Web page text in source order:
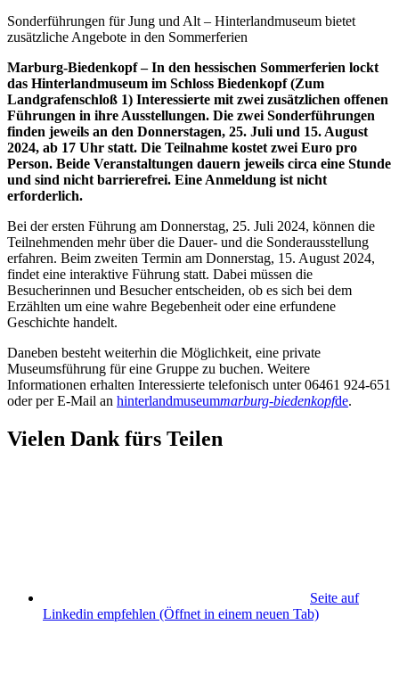
Sonderführungen für Jung und Alt – Hinterlandmuseum bietet
zusätzliche Angebote in den Sommerferien
Marburg-Biedenkopf – In den hessischen Sommerferien lockt
das Hinterlandmuseum im Schloss Biedenkopf (Zum
Landgrafenschloß 1) Interessierte mit zwei zusätzlichen offenen
Führungen in ihre Ausstellungen. Die zwei Sonderführungen
finden jeweils an den Donnerstagen, 25. Juli und 15. August
2024, ab 17 Uhr statt. Die Teilnahme kostet zwei Euro pro
Person. Beide Veranstaltungen dauern jeweils circa eine Stunde
und sind nicht barrierefrei. Eine Anmeldung ist nicht
erforderlich.
Bei der ersten Führung am Donnerstag, 25. Juli 2024, können die
Teilnehmenden mehr über die Dauer- und die Sonderausstellung
erfahren. Beim zweiten Termin am Donnerstag, 15. August 2024,
findet eine interaktive Führung statt. Dabei müssen die
Besucherinnen und Besucher entscheiden, ob es sich bei dem
Erzählten um eine wahre Begebenheit oder eine erfundene
Geschichte handelt.
Daneben besteht weiterhin die Möglichkeit, eine private
Museumsführung für eine Gruppe zu buchen. Weitere
Informationen erhalten Interessierte telefonisch unter 06461 924-651
oder per E-Mail an hinterlandmuseummarburg-biedenkopfde.
Vielen Dank fürs Teilen
Seite auf
Linkedin empfehlen (Öffnet in einem neuen Tab)